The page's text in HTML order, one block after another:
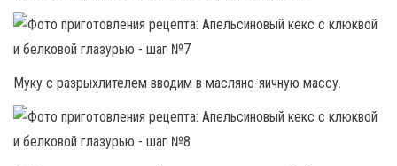
Муку с разрыхлителем вводим в масляно-яичную массу.